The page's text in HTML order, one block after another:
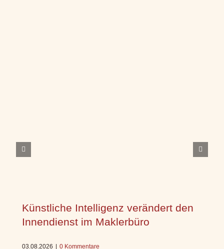
Künstliche Intelligenz verändert den
Innendienst im Maklerbüro
03.08.2026 0 Kommentare